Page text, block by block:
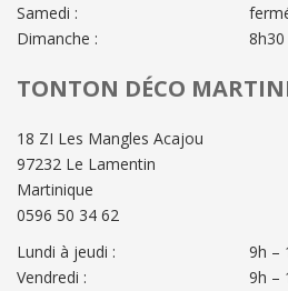
Samedi :
Dimanche :
TONTON DÉCO
18 ZI Les Mangles Acajou
97232 Le Lamentin
Martinique
0596 50 34 62
Lundi à jeudi :
Vendredi :
9h –
9h –